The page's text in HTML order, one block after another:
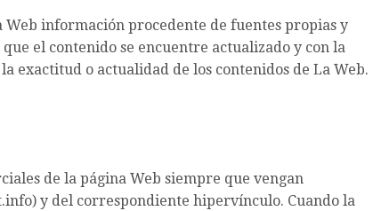
información procedente de fuentes propias y
el contenido se encuentre actualizado y con la
exactitud o actualidad de los contenidos de La Web.
de la página Web siempre que vengan
y del correspondiente hipervínculo. Cuando la